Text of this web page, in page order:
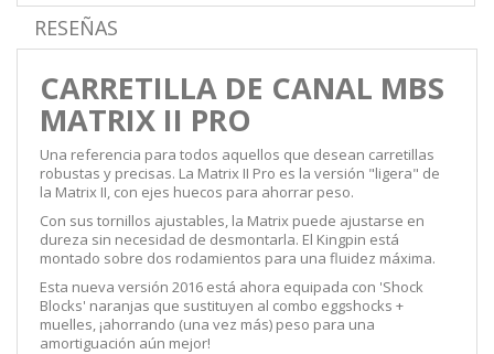
RESEÑAS
CARRETILLA DE CANAL MBS
MATRIX II PRO
Una referencia para todos aquellos que desean carretillas
robustas y precisas. La Matrix II Pro es la versión "ligera" de
la Matrix II, con ejes huecos para ahorrar peso.
Con sus tornillos ajustables, la Matrix puede ajustarse en
dureza sin necesidad de desmontarla. El Kingpin está
montado sobre dos rodamientos para una fluidez máxima.
Esta nueva versión 2016 está ahora equipada con 'Shock
Blocks' naranjas que sustituyen al combo eggshocks +
muelles, ¡ahorrando (una vez más) peso para una
amortiguación aún mejor!